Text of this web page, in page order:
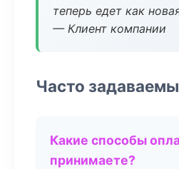
теперь едет как
— Клиент компании
Часто
Какие способы
принимаете?